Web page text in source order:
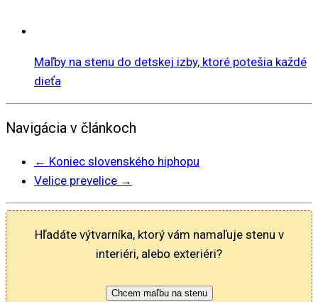
Maľby na stenu do detskej izby, ktoré potešia každé
dieťa
Navigácia v článkoch
← Koniec slovenského hiphopu
Velice prevelice →
Hľadáte výtvarníka, ktorý vám namaľuje stenu v
interiéri, alebo exteriéri?
Chcem maľbu na stenu